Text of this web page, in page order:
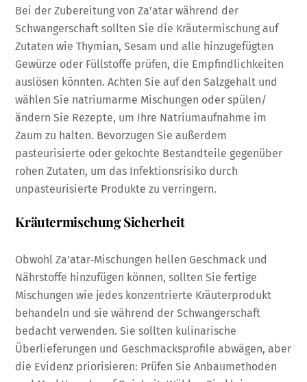
Bei der Zubereitung von Za’atar während der
Schwangerschaft sollten Sie die Kräutermischung auf
Zutaten wie Thymian, Sesam und alle hinzugefügten
Gewürze oder Füllstoffe prüfen, die Empfindlichkeiten
auslösen könnten. Achten Sie auf den Salzgehalt und
wählen Sie natriumarme Mischungen oder spülen/
ändern Sie Rezepte, um Ihre Natriumaufnahme im
Zaum zu halten. Bevorzugen Sie außerdem
pasteurisierte oder gekochte Bestandteile gegenüber
rohen Zutaten, um das Infektionsrisiko durch
unpasteurisierte Produkte zu verringern.
Kräutermischung Sicherheit
Obwohl Za’atar‑Mischungen hellen Geschmack und
Nährstoffe hinzufügen können, sollten Sie fertige
Mischungen wie jedes konzentrierte Kräuterprodukt
behandeln und sie während der Schwangerschaft
bedacht verwenden. Sie sollten kulinarische
Überlieferungen und Geschmacksprofile abwägen, aber
die Evidenz priorisieren: Prüfen Sie Anbaumethoden